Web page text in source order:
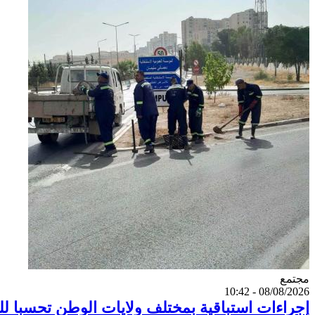
Catégorie
مجتمع
08/08/2026 - 10:42
إجراءات استباقية بمختلف ولايات الوطن تحسبا